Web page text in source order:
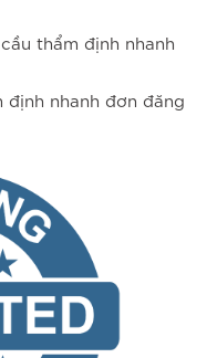
thẩm định nhanh
định nhanh đơn đăng